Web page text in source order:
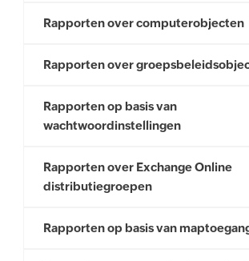
Rapporten over computerobjecten
Rapporten over
Rapporten op basis van
wachtwoordinstellingen
Rapporten over Exchange Online
distributiegroepen
Rapporten op basis van